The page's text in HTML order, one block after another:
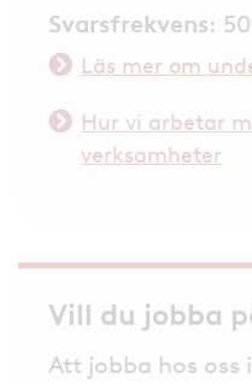
Svarsfrekvens:
Läs mer om
Hur vi arbetar
verksamheter
Vill du jobba
Att jobba hos oss